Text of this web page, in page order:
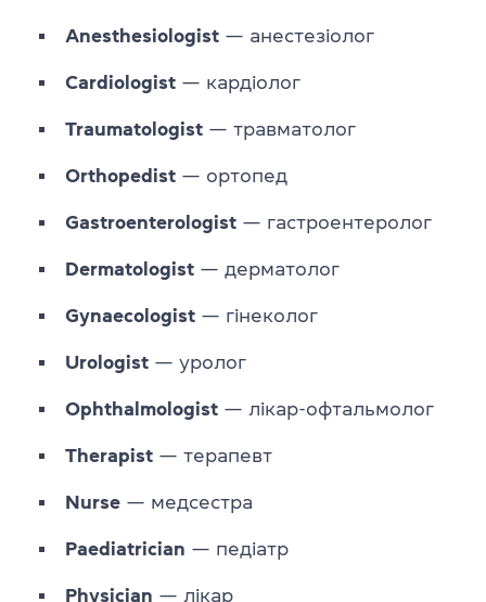
Anesthesiologist — анестезіолог
Cardiologist — кардіолог
Traumatologist — травматолог
Orthopedist — ортопед
Gastroenterologist — гастроентеролог
Dermatologist — дерматолог
Gynaecologist — гінеколог
Urologist — уролог
Ophthalmologist — лікар-офтальмолог
Therapist — терапевт
Nurse — медсестра
Paediatrician — педіатр
Physician — лікар